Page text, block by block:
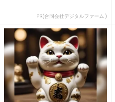
PR(合同会社デジタルファーム )